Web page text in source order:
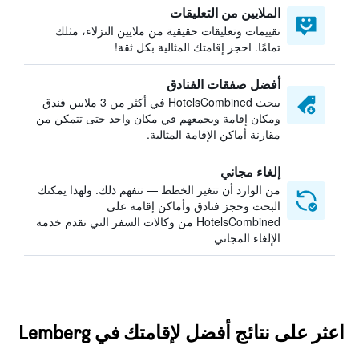
الملايين من التعليقات
تقييمات وتعليقات حقيقية من ملايين النزلاء، مثلك
تمامًا. احجز إقامتك المثالية بكل ثقة!
أفضل صفقات الفنادق
يبحث HotelsCombined في أكثر من 3 ملايين فندق
ومكان إقامة ويجمعهم في مكان واحد حتى تتمكن من
مقارنة أماكن الإقامة المثالية.
إلغاء مجاني
من الوارد أن تتغير الخطط — نتفهم ذلك. ولهذا يمكنك
البحث وحجز فنادق وأماكن إقامة على
HotelsCombined من وكالات السفر التي تقدم خدمة
الإلغاء المجاني
اعثر على نتائج أفضل لإقامتك في Lemberg